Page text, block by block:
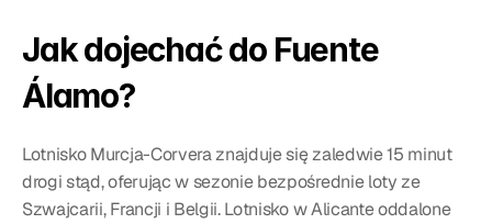
Jak dojechać do Fuente
Álamo?
Lotnisko Murcja-Corvera znajduje się zaledwie 15 minut
drogi stąd, oferując w sezonie bezpośrednie loty ze
Szwajcarii, Francji i Belgii. Lotnisko w Alicante oddalone